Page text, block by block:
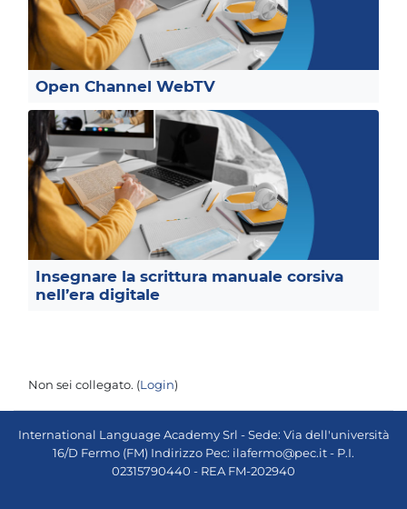
Open Channel WebTV
Insegnare la scrittura manuale corsiva
nell’era digitale
Non sei collegato. (Login)
International Language Academy Srl - Sede: Via dell'università
16/D Fermo (FM) Indirizzo Pec: ilafermo@pec.it - P.I.
02315790440 - REA FM-202940